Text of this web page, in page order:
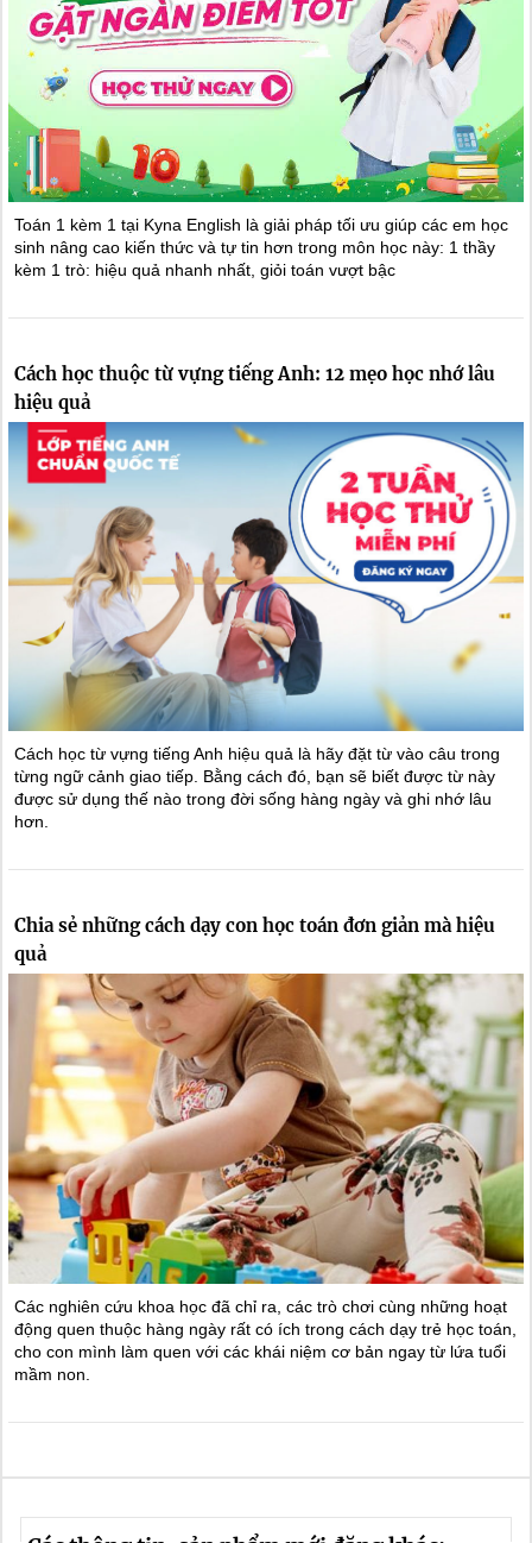
Toán 1 kèm 1 tại Kyna English là giải pháp tối ưu giúp các em học
sinh nâng cao kiến thức và tự tin hơn trong môn học này: 1 thầy
kèm 1 trò: hiệu quả nhanh nhất, giỏi toán vượt bậc
Cách học thuộc từ vựng tiếng Anh: 12 mẹo học nhớ lâu
hiệu quả
Cách học từ vựng tiếng Anh hiệu quả là hãy đặt từ vào câu trong
từng ngữ cảnh giao tiếp. Bằng cách đó, bạn sẽ biết được từ này
được sử dụng thế nào trong đời sống hàng ngày và ghi nhớ lâu
hơn.
Chia sẻ những cách dạy con học toán đơn giản mà hiệu
quả
Các nghiên cứu khoa học đã chỉ ra, các trò chơi cùng những hoạt
động quen thuộc hàng ngày rất có ích trong cách dạy trẻ học toán,
cho con mình làm quen với các khái niệm cơ bản ngay từ lứa tuổi
mầm non.